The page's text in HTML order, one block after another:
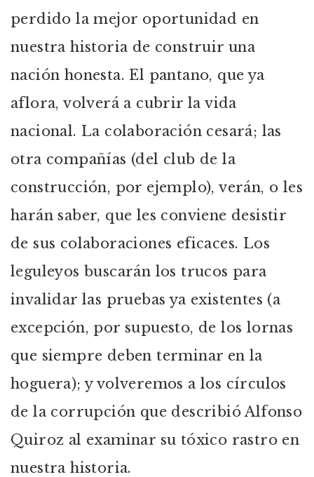
perdido la mejor oportunidad en
nuestra historia de construir una
nación honesta. El pantano, que ya
aflora, volverá a cubrir la vida
nacional. La colaboración cesará; las
otra compañías (del club de la
construcción, por ejemplo), verán, o les
harán saber, que les conviene desistir
de sus colaboraciones eficaces. Los
leguleyos buscarán los trucos para
invalidar las pruebas ya existentes (a
excepción, por supuesto, de los lornas
que siempre deben terminar en la
hoguera); y volveremos a los círculos
de la corrupción que describió Alfonso
Quiroz al examinar su tóxico rastro en
nuestra historia.